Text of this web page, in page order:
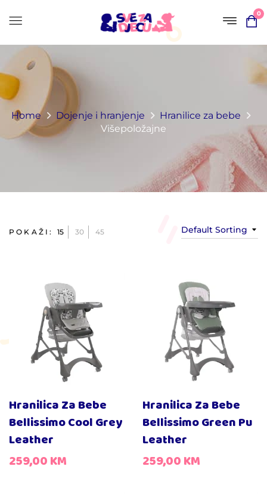
0
Home Dojenje i hranjenje
Hranilice za bebe
Višepoložajne
Default Sorting
POKAŽI: 15 30 45
Hranilica Za Bebe
Bellissimo Cool Grey
Leather
259,00KM
Hranilica Za Bebe
Bellissimo Green Pu
Leather
259,00KM